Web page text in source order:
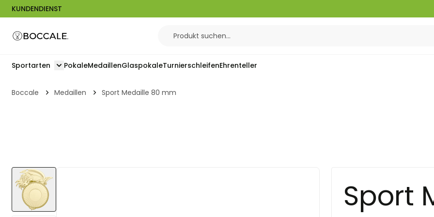
KUNDENDIENST
Sportarten Toggle submenu for Sportarten
PokaleMedaillenGlaspokaleTurnierschleifenEhrenteller
Boccale Medaillen Sport Medaille 80 mm
View larger image
Sport